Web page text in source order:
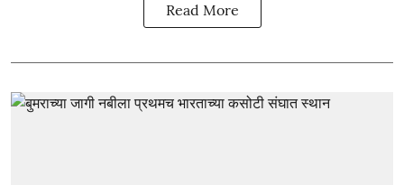
Read More